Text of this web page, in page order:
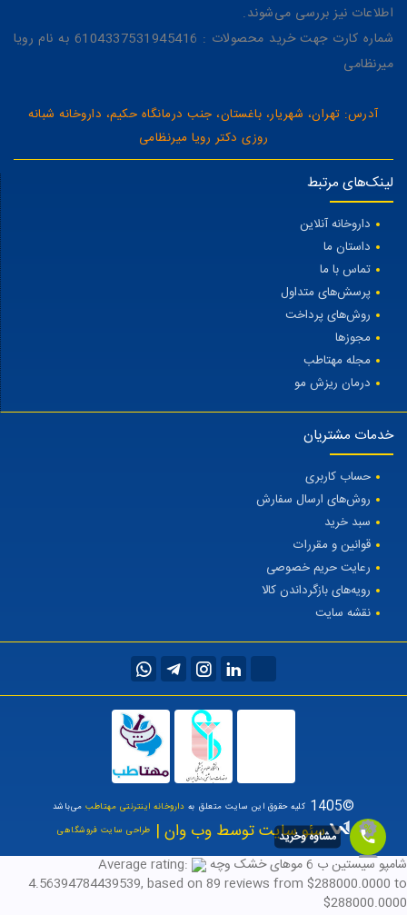
اطلاعات نیز بررسی می‌شوند.
شماره کارت جهت خرید محصولات : 6104337531945416 به نام رویا
میرنظامی
آدرس: تهران، شهریار، باغستان، جنب درمانگاه حکیم، داروخانه شبانه
روزی دکتر رویا میرنظامی
لینک‌های مرتبط
داروخانه آنلاین
داستان ما
تماس با ما
پرسش‌های متداول
روش‌های پرداخت
مجوزها
مجله مهتاطب
درمان ریزش مو
خدمات مشتریان
حساب کاربری
روش‌های ارسال سفارش
سبد خرید
قوانین و مقررات
رعایت حریم خصوصی
رویه‌های بازگرداندن کالا
نقشه سایت
©1405 کلیه حقوق این سایت متعلق به داروخانه اینترنتی مهتاطبمی‌باشد
سئو سایت توسط وب وان | طراحی سایت فروشگاهی
شامپو سیستین ب 6 موهای خشک وچه
Average rating:
4.56394784439539, based on 89 reviews from $288000.0000 to
$288000.0000
مشاوه وخرید